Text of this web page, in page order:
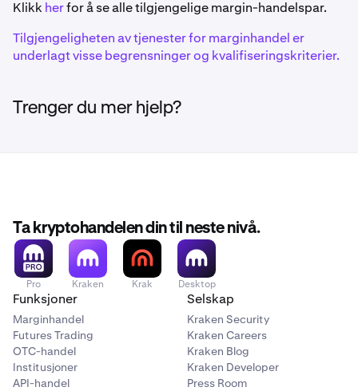
1INCH
Solana
Aave
AAVE
Ethereum (ERC-20)
Klikk herfor å se alle tilgjengelige margin-handelspar.
Tilgjengeligheten av tjenester for marginhandel er
underlagt visse begrensninger og kvalifiseringskriterier.
Trenger du mer hjelp?
Ta kryptohandelen din til neste nivå.
Pro Kraken Krak Desktop
Funksjoner
Marginhandel
Futures Trading
OTC-handel
Institusjoner
API-handel
Selskap
Kraken Security
Kraken Careers
Kraken Blog
Kraken Developer
Press Room